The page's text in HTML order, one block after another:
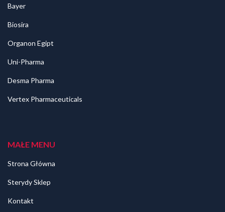
Bayer
Biosira
Organon Egipt
Uni-Pharma
Desma Pharma
Vertex Pharmaceuticals
MAŁE MENU
Strona Główna
Sterydy Sklep
Kontakt